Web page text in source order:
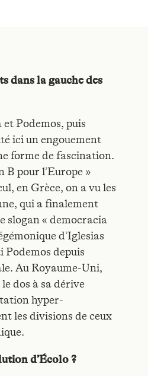
dans la gauche des
Podemos, puis
ici un engouement
forme de fascination.
B pour l’Europe »
en Grèce, on a vu les
qui a finalement
slogan « democracia
d’Iglesias
depuis
Au Royaume-Uni,
dos à sa dérive
hyper-
les divisions de ceux
d’Écolo ?